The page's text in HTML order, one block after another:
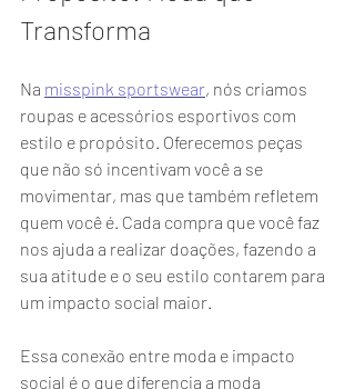
Transforma
Na misspink sportswear, nós criamos
roupas e acessórios esportivos com
estilo e propósito. Oferecemos peças
que não só incentivam você a se
movimentar, mas que também refletem
quem você é. Cada compra que você faz
nos ajuda a realizar doações, fazendo a
sua atitude e o seu estilo contarem para
um impacto social maior.
Essa conexão entre moda e impacto
social é o que diferencia a moda